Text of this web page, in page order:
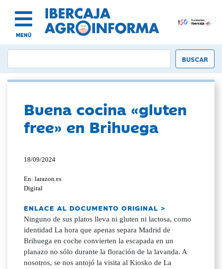
MENÚ
Buena cocina «gluten
free» en Brihuega
18/09/2024
En: larazon.es
Digital
ENLACE AL DOCUMENTO ORIGINAL >
Ninguno de sus platos lleva ni gluten ni lactosa, como
identidad La hora que apenas separa Madrid de
Brihuega en coche convierten la escapada en un
planazo no sólo durante la floración de la lavanda. A
nosotros, se nos antojó la visita al Kiosko de La